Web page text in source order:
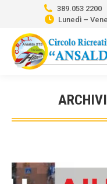
389.053 2200
Lunedì –